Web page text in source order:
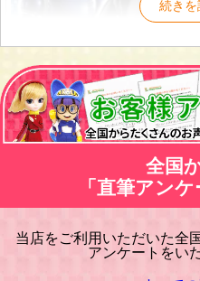
続きを
鉄人28号 フィギュア買取
新世紀エヴァンゲリオン フィギュア
全国
「直筆アン
当店をご利用いただいた全
アンケートをい